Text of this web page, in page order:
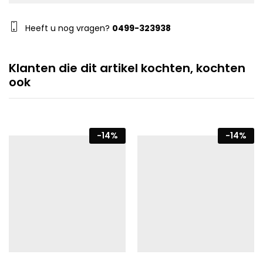
Heeft u nog vragen? 0499-323938
Klanten die dit artikel kochten, kochten
ook
-14% -14%